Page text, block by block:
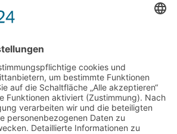
12
19 20
26 27 28 29 30